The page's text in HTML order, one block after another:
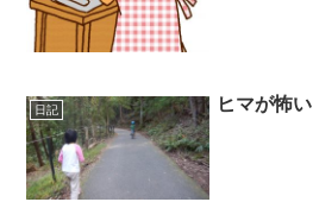
日記 ヒマが怖い